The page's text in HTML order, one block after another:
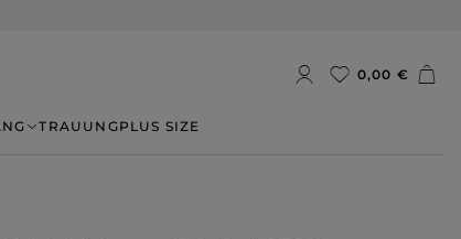
0,00 €
TRAUUNGPLUS SIZE